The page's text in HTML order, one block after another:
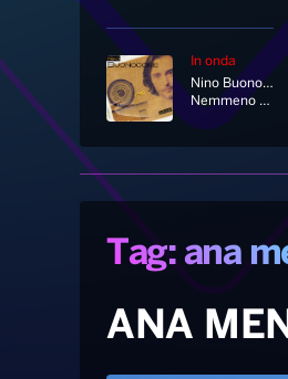
In onda
Nino Buonocore
Nemmeno Un Momento